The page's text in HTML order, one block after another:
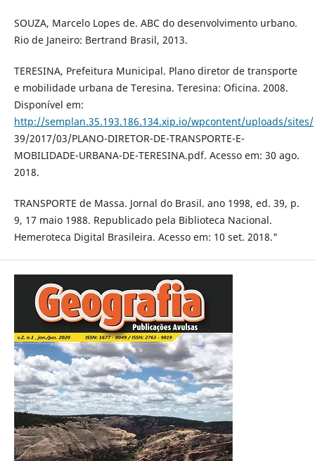
SOUZA, Marcelo Lopes de. ABC do desenvolvimento urbano.
Rio de Janeiro: Bertrand Brasil, 2013.
TERESINA, Prefeitura Municipal. Plano diretor de transporte
e mobilidade urbana de Teresina. Teresina: Oficina. 2008.
Disponível em:
http://semplan.35.193.186.134.xip.io/wpcontent/uploads/sites/
39/2017/03/PLANO-DIRETOR-DE-TRANSPORTE-E-
MOBILIDADE-URBANA-DE-TERESINA.pdf. Acesso em: 30 ago.
2018.
TRANSPORTE de Massa. Jornal do Brasil. ano 1998, ed. 39, p.
9, 17 maio 1988. Republicado pela Biblioteca Nacional.
Hemeroteca Digital Brasileira. Acesso em: 10 set. 2018."